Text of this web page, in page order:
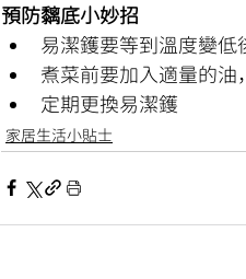
預防黐底小妙招
易潔鑊要等到溫度變低
煮菜前要加入適量的
定期更換易潔鑊
家居生活小貼士